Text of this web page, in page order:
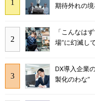
期待外れの境
「こんなは
場”に幻滅し
DX導入企業
製化のわな”